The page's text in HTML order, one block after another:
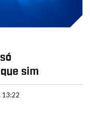
sim
13:22